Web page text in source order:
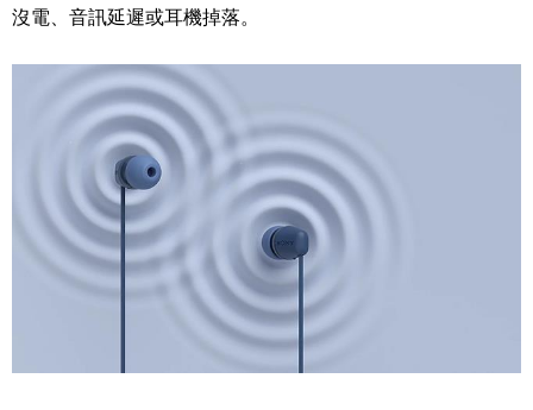
沒電、音訊延遲或耳機掉落。